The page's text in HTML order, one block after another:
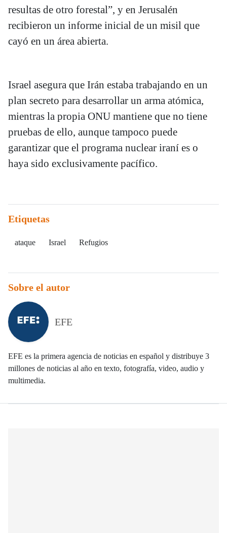
resultas de otro forestal”, y en Jerusalén
recibieron un informe inicial de un misil que
cayó en un área abierta.
Israel asegura que Irán estaba trabajando en un
plan secreto para desarrollar un arma atómica,
mientras la propia ONU mantiene que no tiene
pruebas de ello, aunque tampoco puede
garantizar que el programa nuclear iraní es o
haya sido exclusivamente pacífico.
Etiquetas
ataque Israel Refugios
Sobre el autor
EFE
EFE es la primera agencia de noticias en español y distribuye 3
millones de noticias al año en texto, fotografía, video, audio y
multimedia.